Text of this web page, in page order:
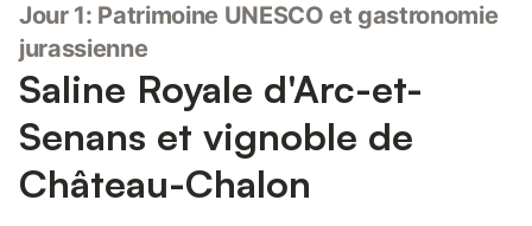
Jour 1: Patrimoine UNESCO et gastronomie
jurassienne
Saline Royale d'Arc-et-
Senans et vignoble de
Château-Chalon